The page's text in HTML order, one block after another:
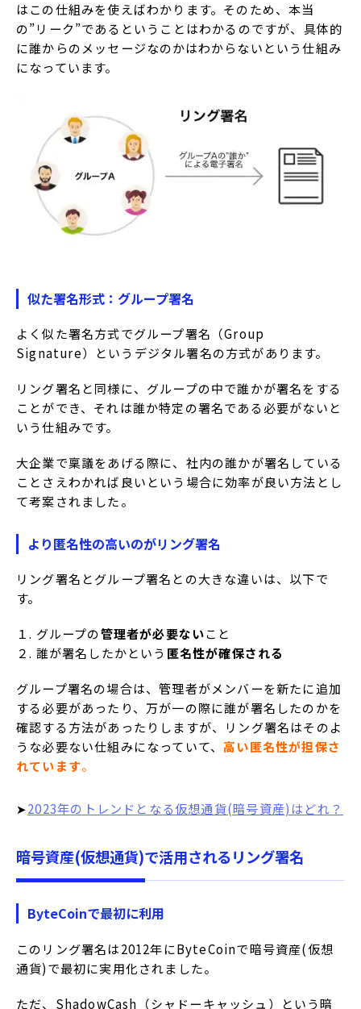
はこの仕組みを使えばわかります。そのため、本当
の”リーク”であるということはわかるのですが、具体的
に誰からのメッセージなのかはわからないという仕組み
になっています。
似た署名形式：グループ署名
よく似た署名方式でグループ署名（Group
Signature）というデジタル署名の方式があります。
リング署名と同様に、グループの中で誰かが署名をする
ことができ、それは誰か特定の署名である必要がないと
いう仕組みです。
大企業で稟議をあげる際に、社内の誰かが署名している
ことさえわかれば良いという場合に効率が良い方法とし
て考案されました。
より匿名性の高いのがリング署名
リング署名とグループ署名との大きな違いは、以下で
す。
１. グループの管理者が必要ないこと
２. 誰が署名したかという 匿名性が確保される
グループ署名の場合は、管理者がメンバーを新たに追加
する必要があったり、万が一の際に誰が署名したのかを
確認する方法があったりしますが、リング署名はそのよ
うな必要ない仕組みになっていて、 高い匿名性が担保さ
れています。
➤2023年のトレンドとなる仮想通貨(暗号資産)はどれ？
暗号資産(仮想通貨)で活用されるリング署名
ByteCoinで最初に利用
このリング署名は2012年にByteCoinで暗号資産(仮想
通貨)で最初に実用化されました。
ただ、ShadowCash（シャドーキャッシュ）という暗